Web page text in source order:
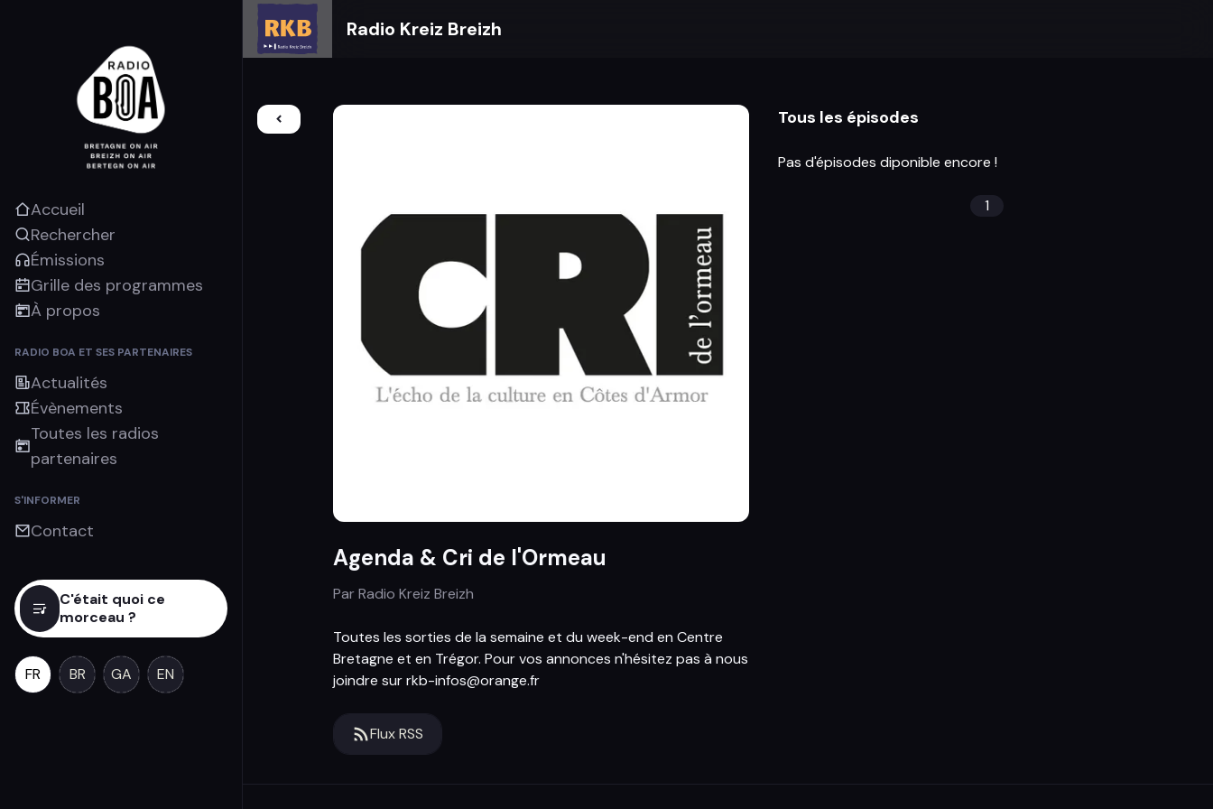
Accueil
Rechercher
Émissions
Grille des programmes
À propos
RADIO BOA ET SES PARTENAIRES
Actualités
Évènements
Toutes les radios
partenaires
S'INFORMER
Contact
C'était quoi ce
morceau ?
FR BR GA EN
Radio Kreiz Breizh
Agenda & Cri de l'Ormeau
ParRadio Kreiz Breizh
Toutes les sorties de la semaine et du week-end en Centre
Bretagne et en Trégor. Pour vos annonces n'hésitez pas à nous
joindre sur rkb-infos@orange.fr
Flux RSS
Tous les épisodes
Pas d'épisodes diponible encore !
1